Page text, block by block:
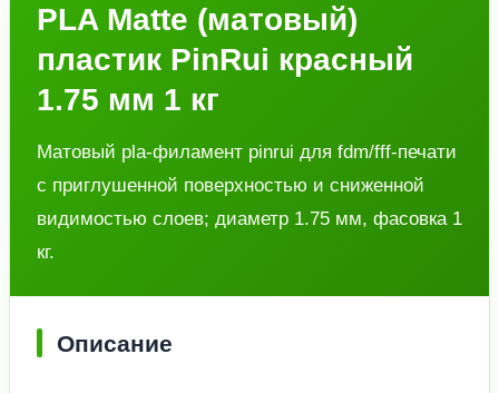
PLA Matte (матовый)
пластик PinRui красный
1.75 мм 1 кг
Матовый pla-филамент pinrui для fdm/fff-печати
с приглушенной поверхностью и сниженной
видимостью слоев; диаметр 1.75 мм, фасовка 1
кг.
Описание